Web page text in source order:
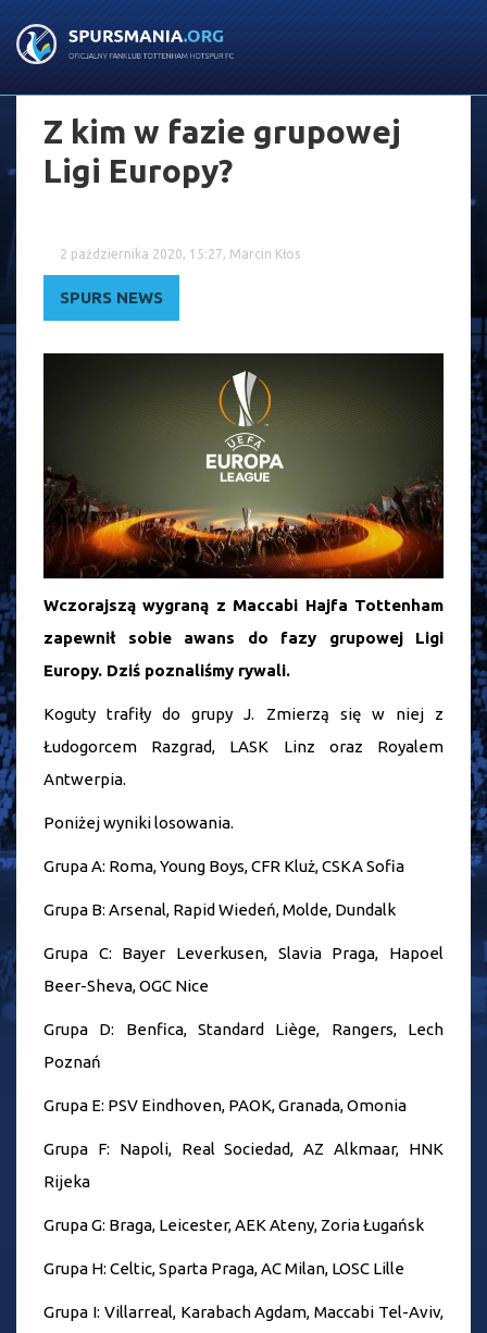
Z kim w fazie grupowej
Ligi Europy?
2 października 2020, 15:27, Marcin Kłos
SPURS NEWS
Wczorajszą wygraną z Maccabi Hajfa Tottenham
zapewnił sobie awans do fazy grupowej Ligi
Europy. Dziś poznaliśmy rywali.
Koguty trafiły do grupy J. Zmierzą się w niej z
Łudogorcem Razgrad, LASK Linz oraz Royalem
Antwerpia.
Poniżej wyniki losowania.
Grupa A: Roma, Young Boys, CFR Kluż, CSKA Sofia
Grupa B: Arsenal, Rapid Wiedeń, Molde, Dundalk
Grupa C: Bayer Leverkusen, Slavia Praga, Hapoel
Beer-Sheva, OGC Nice
Grupa D: Benfica, Standard Liège, Rangers, Lech
Poznań
Grupa E: PSV Eindhoven, PAOK, Granada, Omonia
Grupa F: Napoli, Real Sociedad, AZ Alkmaar, HNK
Rijeka
Grupa G: Braga, Leicester, AEK Ateny, Zoria Ługańsk
Grupa H: Celtic, Sparta Praga, AC Milan, LOSC Lille
Grupa I: Villarreal, Karabach Agdam, Maccabi Tel-Aviv,